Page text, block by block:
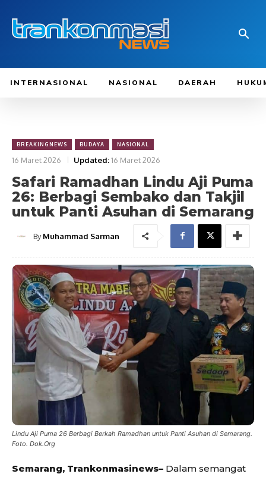
INTERNASIONAL NASIONAL DAERAH
BREAKINGNEWS BUDAYA NASIONAL
16 Maret 2026 Updated:16 Maret 2026
Safari Ramadhan Lindu Aji Puma
26: Berbagi Sembako dan Takjil
untuk Panti Asuhan di Semarang
By Muhammad Sarman
Lindu Aji Puma 26 Berbagi Berkah Ramadhan untuk Panti Asuhan di Semarang.
Foto. Dok.Org
Semarang, Trankonmasinews– Dalam semangat